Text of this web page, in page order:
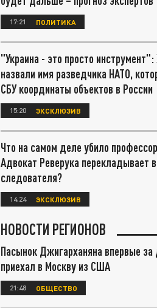
17:21 ПОЛИТИКА
"Украина - это просто
назвали имя разведчика НАТО,
СБУ координаты объектов в России
15:20 ЭКСКЛЮЗИВ
Что на самом деле убило
Адвокат Реверука перекладывает
следователя?
14:24 ЭКСКЛЮЗИВ
НОВОСТИ РЕГИОНОВ
Пасынок Джигарханяна впервые за
приехал в Москву из США
21:48 ОБЩЕСТВО